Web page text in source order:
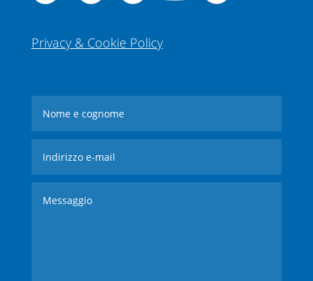
Privacy & Cookie Policy